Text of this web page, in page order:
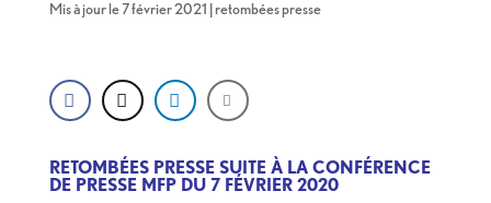
Mis à jour le 7 février 2021 |retombées presse
RETOMBÉES PRESSE SUITE À LA CONFÉRENCE
DE PRESSE MFP DU 7 FÉVRIER 2020